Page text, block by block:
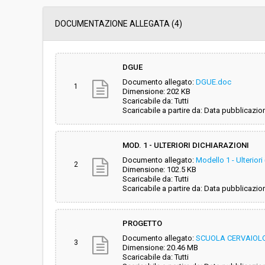
Data pubblicazione:
Svolgimento: Gara in busta
Responsabile attuale:
CENTRALE UNICA
DOCUMENTAZIONE ALLEGATA (4)
1
DGUE
Documento allegato: DGUE.doc
Dimensione: 202 KB
Scaricabile da: Tutti
Scaricabile a partire da: Data
2
MOD. 1 - ULTERIORI DICHIARAZIONI
Documento allegato: Modello 1 -
Dimensione: 102.5 KB
Scaricabile da: Tutti
Scaricabile a partire da: Data
3
PROGETTO
Documento allegato: SCUOLA
Dimensione: 20.46 MB
Scaricabile da: Tutti